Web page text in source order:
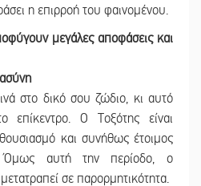
η επιρροή του φαινομένου.
μεγάλες αποφάσεις και
στο δικό σου ζώδιο, κι αυτό
επίκεντρο. Ο Τοξότης είναι
και συνήθως έτοιμος
Όμως αυτή την περίοδο, ο
σε παρορμητικότητα.